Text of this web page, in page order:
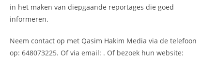
in het maken van diepgaande reportages die goed
informeren.
Neem contact op met Qasim Hakim Media via de telefoon
op: 648073225. Of via email: . Of bezoek hun website: